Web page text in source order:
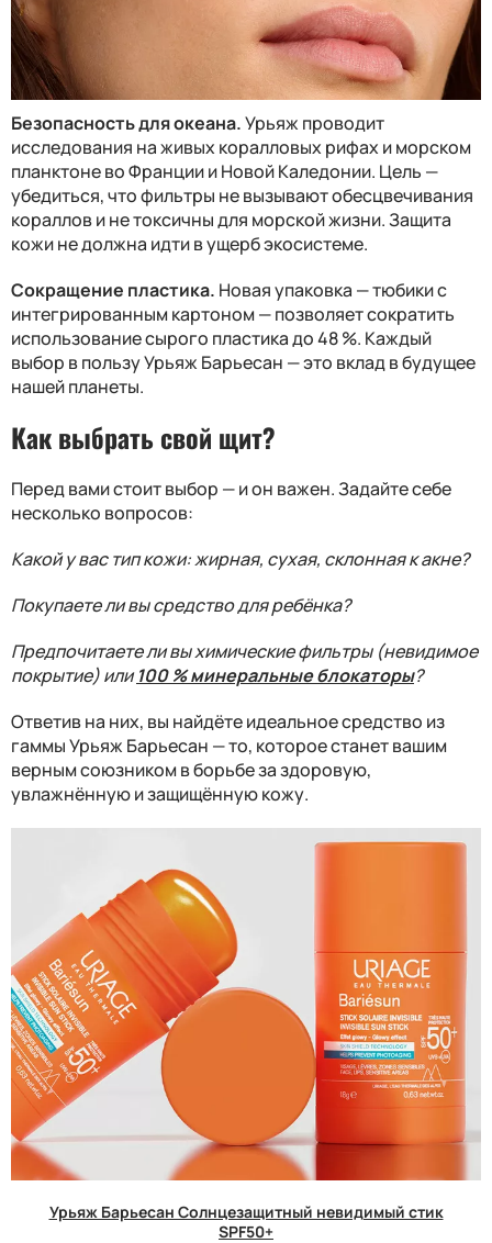
Безопасность для океана.Урьяж проводит
исследования на живых коралловых рифах и морском
планктоне во Франции и Новой Каледонии. Цель —
убедиться, что фильтры не вызывают обесцвечивания
кораллов и не токсичны для морской жизни. Защита
кожи не должна идти в ущерб экосистеме.
Сокращение пластика. Новая упаковка — тюбики с
интегрированным картоном — позволяет сократить
использование сырого пластика до 48 %. Каждый
выбор в пользу Урьяж Барьесан — это вклад в будущее
нашей планеты.
Как выбрать свой щит?
Перед вами стоит выбор — и он важен. Задайте себе
несколько вопросов:
Какой у вас тип кожи: жирная, сухая, склонная к акне?
Покупаете ли вы средство для ребёнка?
Предпочитаете ли вы химические фильтры (невидимое
покрытие) или100 % минеральные блокаторы?
Ответив на них, вы найдёте идеальное средство из
гаммы Урьяж Барьесан — то, которое станет вашим
верным союзником в борьбе за здоровую,
увлажнённую и защищённую кожу.
Урьяж Барьесан Солнцезащитный невидимый стик
SPF50+